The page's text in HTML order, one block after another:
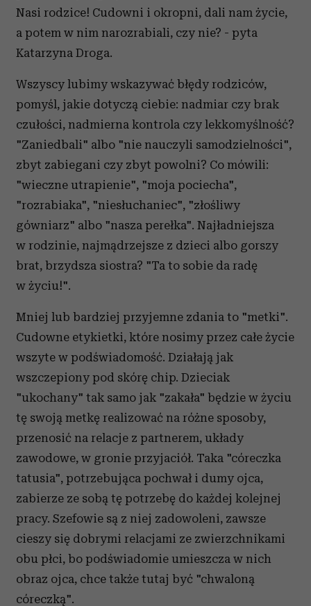
Nasi rodzice! Cudowni i okropni, dali nam życie,
a potem w nim narozrabiali, czy nie? - pyta
Katarzyna Droga.
Wszyscy lubimy wskazywać błędy rodziców,
pomyśl, jakie dotyczą ciebie: nadmiar czy brak
czułości, nadmierna kontrola czy lekkomyślność?
"Zaniedbali" albo "nie nauczyli samodzielności",
zbyt zabiegani czy zbyt powolni? Co mówili:
"wieczne utrapienie", "moja pociecha",
"rozrabiaka", "niesłuchaniec", "złośliwy
gówniarz" albo "nasza perełka". Najładniejsza
w rodzinie, najmądrzejsze z dzieci albo gorszy
brat, brzydsza siostra? "Ta to sobie da radę
w życiu!".
Mniej lub bardziej przyjemne zdania to "metki".
Cudowne etykietki, które nosimy przez całe życie
wszyte w podświadomość. Działają jak
wszczepiony pod skórę chip. Dzieciak
"ukochany" tak samo jak "zakała" będzie w życiu
tę swoją metkę realizować na różne sposoby,
przenosić na relacje z partnerem, układy
zawodowe, w gronie przyjaciół. Taka "córeczka
tatusia", potrzebująca pochwał i dumy ojca,
zabierze ze sobą tę potrzebę do każdej kolejnej
pracy. Szefowie są z niej zadowoleni, zawsze
cieszy się dobrymi relacjami ze zwierzchnikami
obu płci, bo podświadomie umieszcza w nich
obraz ojca, chce także tutaj być "chwaloną
córeczką".